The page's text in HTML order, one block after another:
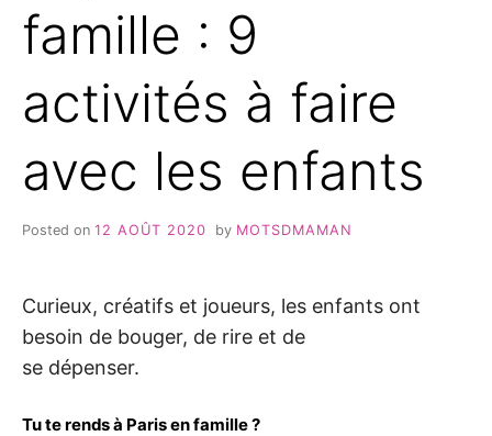
famille : 9
activités à faire
avec les enfants
Posted on 12 AOÛT 2020 by MOTSDMAMAN
Curieux, créatifs et joueurs, les enfants ont
besoin de bouger, de rire et de
se dépenser.
Tu te rends à Paris en famille ?